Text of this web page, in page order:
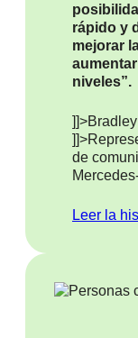
rápido y
mejorar
niveles”.
de
Leer la